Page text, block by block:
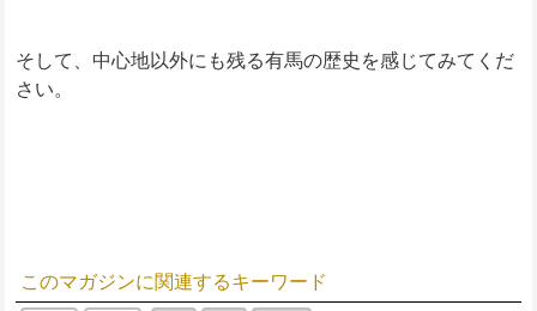
そして、中心地以外にも残る有馬の歴史を感じてみてくだ
さい。
このマガジンに関連するキーワード